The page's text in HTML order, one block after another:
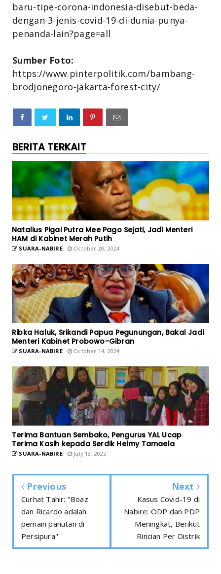
baru-tipe-corona-indonesia-disebut-beda-
dengan-3-jenis-covid-19-di-dunia-punya-
penanda-lain?page=all
Sumber Foto:
https://www.pinterpolitik.com/bambang-
brodjonegoro-jakarta-forest-city/
BERITA TERKAIT
Natalius Pigai Putra Mee Pago Sejati, Jadi Menteri
HAM di Kabinet Merah Putih
SUARA-NABIRE October 20, 2024
Ribka Haluk, Srikandi Papua Pegunungan, Bakal Jadi
Menteri Kabinet Probowo-Gibran
SUARA-NABIRE October 14, 2024
Terima Bantuan Sembako, Pengurus YAL Ucap
Terima Kasih kepada Serdik Helmy Tamaela
SUARA-NABIRE July 13, 2022
Previous
Curhat Tahir: "Boaz
dan Ricardo adalah
pemain panutan di
Persipura"
Next
Kasus Covid-19 di
Nabire: ODP dan PDP
Meningkat, Berikut
Rincian Per Distrik